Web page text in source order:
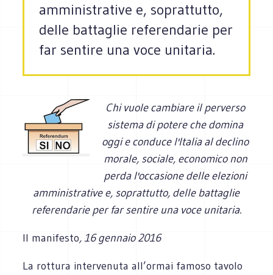
amministrative e, soprattutto,
delle battaglie referendarie per
far sentire una voce unitaria.
Chi vuole cambiare il perverso
sistema di potere che domina
oggi e conduce l'Italia al declino
morale, sociale, economico non
perda l'occasione delle elezioni
amministrative e, soprattutto, delle battaglie
referendarie per far sentire una voce unitaria.
Il manifesto, 16 gennaio 2016
La rottura intervenuta all’ormai famoso tavolo